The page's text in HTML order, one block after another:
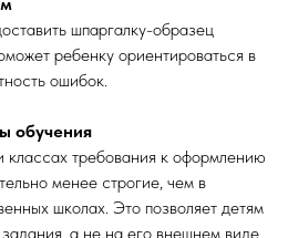
шпаргалку-образец
ребенку ориентироваться в
ошибок.
обучения
требования к оформлению
менее строгие, чем в
школах. Это позволяет детям
а не на его внешнем виде.